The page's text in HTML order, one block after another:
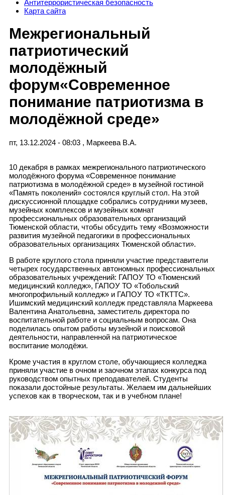
Антитеррористическая безопасность
Карта сайта
Межрегиональный
патриотический
молодёжный
форум«Современное
понимание патриотизма в
молодёжной среде»
пт, 13.12.2024 - 08:03 , Маркеева В.А.
10 декабря в рамках межрегионального патриотического
молодёжного форума «Современное понимание
патриотизма в молодёжной среде» в музейной гостиной
«Память поколений» состоялся круглый стол. На этой
дискуссионной площадке собрались сотрудники музеев,
музейных комплексов и музейных комнат
профессиональных образовательных организаций
Тюменской области, чтобы обсудить тему «Возможности
развития музейной педагогики в профессиональных
образовательных организациях Тюменской области».
В работе круглого стола приняли участие представители
четырех государственных автономных профессиональных
образовательных учреждений: ГАПОУ ТО «Тюменский
медицинский колледж», ГАПОУ ТО «Тобольский
многопрофильный колледж» и ГАПОУ ТО «ТКТТС».
Ишимский медицинский колледж представляла Маркеева
Валентина Анатольевна, заместитель директора по
воспитательной работе и социальным вопросам. Она
поделилась опытом работы музейной и поисковой
деятельности, направленной на патриотическое
воспитание молодёжи.
Кроме участия в круглом столе, обучающиеся колледжа
приняли участие в очном и заочном этапах конкурса под
руководством опытных преподавателей. Студенты
показали достойные результаты. Желаем им дальнейших
успехов как в творческом, так и в учебном плане!